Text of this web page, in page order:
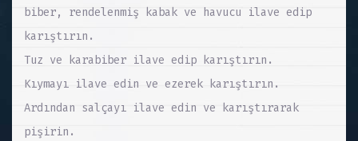
biber, rendelenmiş kabak ve havucu ilave edip
karıştırın.
Tuz ve karabiber ilave edip karıştırın.
Kıymayı ilave edin ve ezerek karıştırın.
Ardından salçayı ilave edin ve karıştırarak
pişirin.